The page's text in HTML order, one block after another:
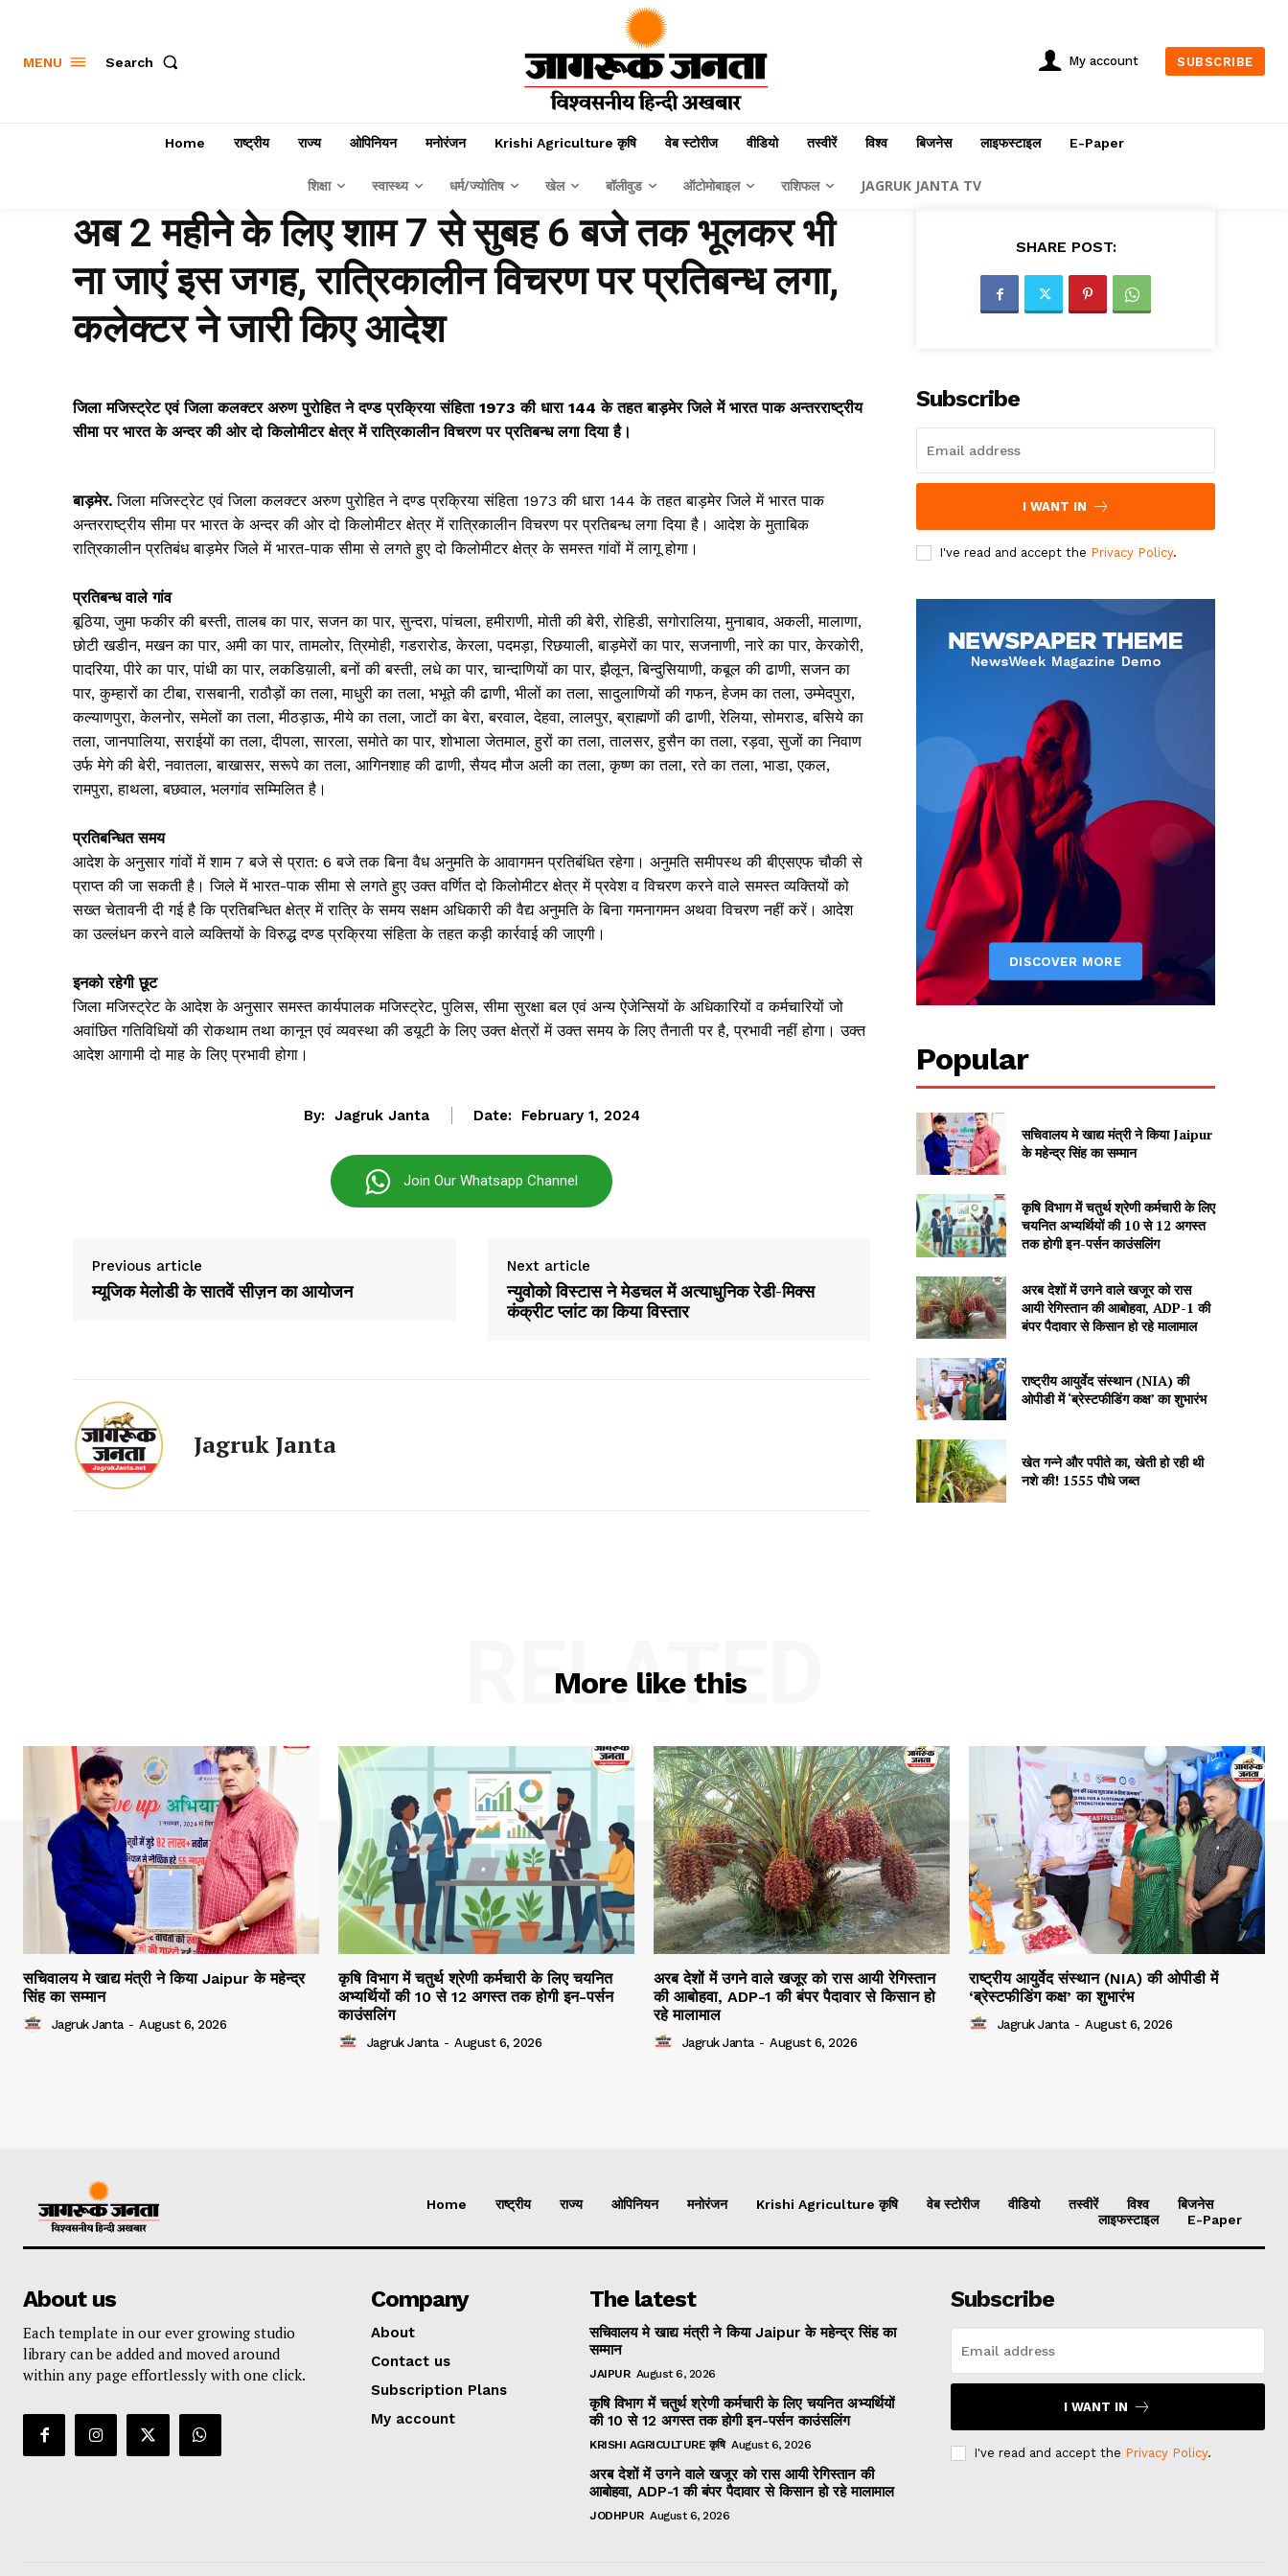
Jagruk Janta
Vishwasniya Hindi
Akhbaar
About
Contact us
MENU Search My account SUBSCRIBE
Home राष्ट्रीय राज्य ओपिनियन मनोरंजन Krishi Agriculture कृषि वेब स्टोरीज वीडियो तस्वीरें विश्व बिजनेस लाइफस्टाइल E-Paper
शिक्षा स्वास्थ्य धर्म/ज्योतिष खेल बॉलीवुड ऑटोमोबाइल राशिफल JAGRUK JANTA TV
अब 2 महीने के लिए शाम 7 से सुबह 6 बजे तक भूलकर भी
ना जाएं इस जगह, रात्रिकालीन विचरण पर प्रतिबन्ध लगा,
कलेक्टर ने जारी किए आदेश
जिला मजिस्ट्रेट एवं जिला कलक्टर अरुण पुरोहित ने दण्ड प्रक्रिया संहिता 1973 की धारा 144 के तहत बाड़मेर जिले में भारत पाक अन्तरराष्ट्रीय
सीमा पर भारत के अन्दर की ओर दो किलोमीटर क्षेत्र में रात्रिकालीन विचरण पर प्रतिबन्ध लगा दिया है।
बाड़मेर.जिला मजिस्ट्रेट एवं जिला कलक्टर अरुण पुरोहित ने दण्ड प्रक्रिया संहिता 1973 की धारा 144 के तहत बाड़मेर जिले में भारत पाक
अन्तरराष्ट्रीय सीमा पर भारत के अन्दर की ओर दो किलोमीटर क्षेत्र में रात्रिकालीन विचरण पर प्रतिबन्ध लगा दिया है। आदेश के मुताबिक
रात्रिकालीन प्रतिबंध बाड़मेर जिले में भारत-पाक सीमा से लगते हुए दो किलोमीटर क्षेत्र के समस्त गांवों में लागू होगा।
प्रतिबन्ध वाले गांव
बूठिया, जुमा फकीर की बस्ती, तालब का पार, सजन का पार, सुन्दरा, पांचला, हमीराणी, मोती की बेरी, रोहिडी, सगोरालिया, मुनाबाव, अकली, मालाणा,
छोटी खडीन, मखन का पार, अमी का पार, तामलोर, त्रिमोही, गडरारोड, केरला, पदमड़ा, रिछयाली, बाड़मेरों का पार, सजनाणी, नारे का पार, केरकोरी,
पादरिया, पीरे का पार, पांधी का पार, लकडिय़ाली, बनों की बस्ती, लधे का पार, चान्दाणियों का पार, झैलून, बिन्दुसियाणी, कबूल की ढाणी, सजन का
पार, कुम्हारों का टीबा, रासबानी, राठौड़ों का तला, माधुरी का तला, भभूते की ढाणी, भीलों का तला, सादुलाणियों की गफन, हेजम का तला, उम्मेदपुरा,
कल्याणपुरा, केलनोर, समेलों का तला, मीठड़ाऊ, मीये का तला, जाटों का बेरा, बरवाल, देहवा, लालपुर, ब्राह्मणों की ढाणी, रेलिया, सोमराड, बसिये का
तला, जानपालिया, सराईयों का तला, दीपला, सारला, समोते का पार, शोभाला जेतमाल, हुरों का तला, तालसर, हुसैन का तला, रड़वा, सुजों का निवाण
उर्फ मेगे की बेरी, नवातला, बाखासर, सरूपे का तला, आगिनशाह की ढाणी, सैयद मौज अली का तला, कृष्ण का तला, रते का तला, भाडा, एकल,
रामपुरा, हाथला, बछवाल, भलगांव सम्मिलित है।
प्रतिबन्धित समय
आदेश के अनुसार गांवों में शाम 7 बजे से प्रात: 6 बजे तक बिना वैध अनुमति के आवागमन प्रतिबंधित रहेगा। अनुमति समीपस्थ की बीएसएफ चौकी से
प्राप्त की जा सकती है। जिले में भारत-पाक सीमा से लगते हुए उक्त वर्णित दो किलोमीटर क्षेत्र में प्रवेश व विचरण करने वाले समस्त व्यक्तियों को
सख्त चेतावनी दी गई है कि प्रतिबन्धित क्षेत्र में रात्रि के समय सक्षम अधिकारी की वैद्य अनुमति के बिना गमनागमन अथवा विचरण नहीं करें। आदेश
का उल्लंधन करने वाले व्यक्तियों के विरुद्ध दण्ड प्रक्रिया संहिता के तहत कड़ी कार्रवाई की जाएगी।
इनको रहेगी छूट
जिला मजिस्ट्रेट के आदेश के अनुसार समस्त कार्यपालक मजिस्ट्रेट, पुलिस, सीमा सुरक्षा बल एवं अन्य ऐजेन्सियों के अधिकारियों व कर्मचारियों जो
अवांछित गतिविधियों की रोकथाम तथा कानून एवं व्यवस्था की डयूटी के लिए उक्त क्षेत्रों में उक्त समय के लिए तैनाती पर है, प्रभावी नहीं होगा। उक्त
आदेश आगामी दो माह के लिए प्रभावी होगा।
By: Jagruk Janta Date: February 1, 2024
Join Our Whatsapp Channel
Previous article
म्यूजिक मेलोडी के सातवें सीज़न का आयोजन
Next article
न्युवोको विस्टास ने मेडचल में अत्याधुनिक रेडी-मिक्स
कंक्रीट प्लांट का किया विस्तार
Jagruk Janta
SHARE POST:
Subscribe
I WANT IN
I've read and accept the Privacy Policy.
Popular
सचिवालय मे खाद्य मंत्री ने किया Jaipur
के महेन्द्र सिंह का सम्मान
कृषि विभाग में चतुर्थ श्रेणी कर्मचारी के लिए
चयनित अभ्यर्थियों की 10 से 12 अगस्त
तक होगी इन-पर्सन काउंसलिंग
अरब देशों में उगने वाले खजूर को रास
आयी रेगिस्तान की आबोहवा, ADP-1 की
बंपर पैदावार से किसान हो रहे मालामाल
राष्ट्रीय आयुर्वेद संस्थान (NIA) की
ओपीडी में ‘ब्रेस्टफीडिंग कक्ष’ का शुभारंभ
खेत गन्ने और पपीते का, खेती हो रही थी
नशे की! 1555 पौधे जब्त
More like this
RELATED
सचिवालय मे खाद्य मंत्री ने किया Jaipur के महेन्द्र
सिंह का सम्मान
Jagruk Janta - August 6, 2026
कृषि विभाग में चतुर्थ श्रेणी कर्मचारी के लिए चयनित
अभ्यर्थियों की 10 से 12 अगस्त तक होगी इन-पर्सन
काउंसलिंग
Jagruk Janta - August 6, 2026
अरब देशों में उगने वाले खजूर को रास आयी रेगिस्तान
की आबोहवा, ADP-1 की बंपर पैदावार से किसान हो
रहे मालामाल
Jagruk Janta - August 6, 2026
राष्ट्रीय आयुर्वेद संस्थान (NIA) की ओपीडी में
‘ब्रेस्टफीडिंग कक्ष’ का शुभारंभ
Jagruk Janta - August 6, 2026
Home राष्ट्रीय राज्य ओपिनियन मनोरंजन Krishi Agriculture कृषि वेब स्टोरीज वीडियो तस्वीरें विश्व
बिजनेस
लाइफस्टाइल
E-Paper
About us
Each template in our ever growing studio
library can be added and moved around
within any page effortlessly with one click.
Company
About
Contact us
Subscription Plans
My account
The latest
सचिवालय मे खाद्य मंत्री ने किया Jaipur के महेन्द्र सिंह का
सम्मान
JAIPUR August 6, 2026
कृषि विभाग में चतुर्थ श्रेणी कर्मचारी के लिए चयनित अभ्यर्थियों
की 10 से 12 अगस्त तक होगी इन-पर्सन काउंसलिंग
KRISHI AGRICULTURE कृषि August 6, 2026
अरब देशों में उगने वाले खजूर को रास आयी रेगिस्तान की
आबोहवा, ADP-1 की बंपर पैदावार से किसान हो रहे मालामाल
JODHPUR August 6, 2026
Subscribe
I WANT IN
I've read and accept the Privacy Policy.